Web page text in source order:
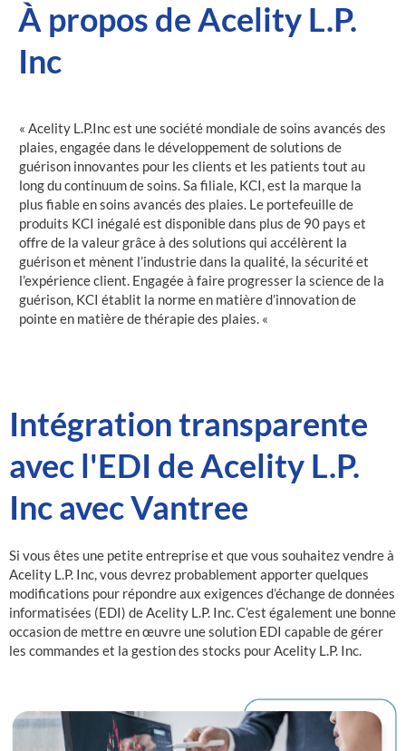
À propos de Acelity L.P.
Inc
« Acelity L.P.Inc est une société mondiale de soins avancés des
plaies, engagée dans le développement de solutions de
guérison innovantes pour les clients et les patients tout au
long du continuum de soins. Sa filiale, KCI, est la marque la
plus fiable en soins avancés des plaies. Le portefeuille de
produits KCI inégalé est disponible dans plus de 90 pays et
offre de la valeur grâce à des solutions qui accélèrent la
guérison et mènent l’industrie dans la qualité, la sécurité et
l’expérience client. Engagée à faire progresser la science de la
guérison, KCI établit la norme en matière d’innovation de
pointe en matière de thérapie des plaies. «
Intégration transparente
avec l'EDI de Acelity L.P.
Inc avec Vantree
Si vous êtes une petite entreprise et que vous souhaitez vendre à
Acelity L.P. Inc, vous devrez probablement apporter quelques
modifications pour répondre aux exigences d’échange de données
informatisées (EDI) de Acelity L.P. Inc. C’est également une bonne
occasion de mettre en œuvre une solution EDI capable de gérer
les commandes et la gestion des stocks pour Acelity L.P. Inc.